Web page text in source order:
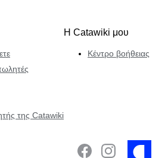
της Catawiki
Η Catawiki μου
Κέντρο βοήθειας